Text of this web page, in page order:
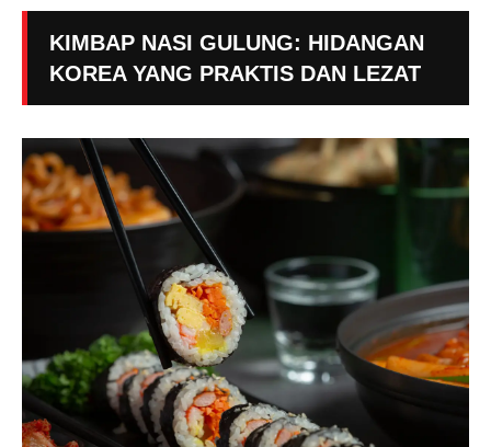
KIMBAP NASI GULUNG: HIDANGAN
KOREA YANG PRAKTIS DAN LEZAT